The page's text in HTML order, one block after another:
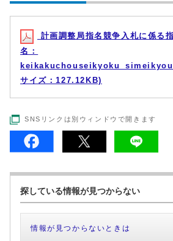
計画調整局指名競争入札に係る
名：
サイズ：127.12KB)
SNSリンクは別ウィンドウで開きます
探している情報が見つからない
情報が見つからないときは